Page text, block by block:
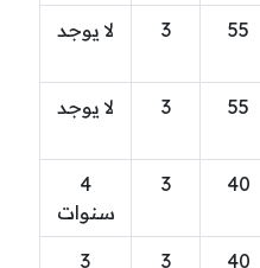
55
3 لا يوجد
55
3 لا يوجد
40
3
4
سنوات
40
3
3